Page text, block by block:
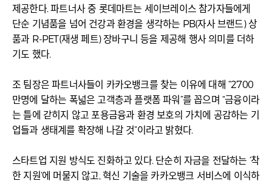
제공한다. 파트너사 중 롯데마트는 세이브레이스 참가자들에게
단순 기념품을 넘어 건강과 환경을 생각하는 PB(자사 브랜드) 상
품과 R-PET(재생 페트) 장바구니 등을 제공해 행사 의미를 더하
기도 했다.
조 팀장은 파트너사들이 카카오뱅크를 찾는 이유에 대해 “2700
만명에 달하는 폭넓은 고객층과 플랫폼 파워”를 꼽으며 “금융이라
는 틀에 갇히지 않고 포용금융과 환경 보호의 가치에 공감하는 기
업들과 생태계를 확장해 나갈 것”이라고 밝혔다.
스타트업 지원 방식도 진화하고 있다. 단순히 자금을 전달하는 ‘착
한 지원’에 머물지 않고, 혁신 기술을 카카오뱅크 서비스에 이식하